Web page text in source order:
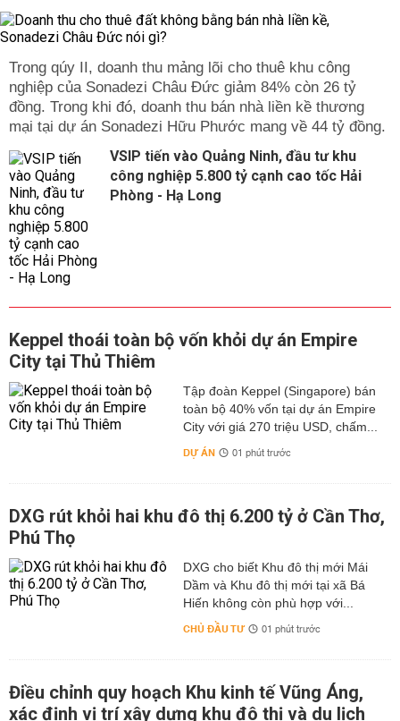
Trong qúy II, doanh thu mảng lõi cho thuê khu công
nghiệp của Sonadezi Châu Đức giảm 84% còn 26 tỷ
đồng. Trong khi đó, doanh thu bán nhà liền kề thương
mại tại dự án Sonadezi Hữu Phước mang về 44 tỷ đồng.
VSIP tiến vào Quảng Ninh, đầu tư khu
công nghiệp 5.800 tỷ cạnh cao tốc Hải
Phòng - Hạ Long
Keppel thoái toàn bộ vốn khỏi dự án Empire
City tại Thủ Thiêm
Tập đoàn Keppel (Singapore) bán
toàn bộ 40% vốn tại dự án Empire
City với giá 270 triệu USD, chấm...
DỰ ÁN 01 phút trước
DXG rút khỏi hai khu đô thị 6.200 tỷ ở Cần Thơ,
Phú Thọ
DXG cho biết Khu đô thị mới Mái
Dầm và Khu đô thị mới tại xã Bá
Hiến không còn phù hợp với...
CHỦ ĐẦU TƯ 01 phút trước
Điều chỉnh quy hoạch Khu kinh tế Vũng Áng,
xác định vị trí xây dựng khu đô thị và du lịch